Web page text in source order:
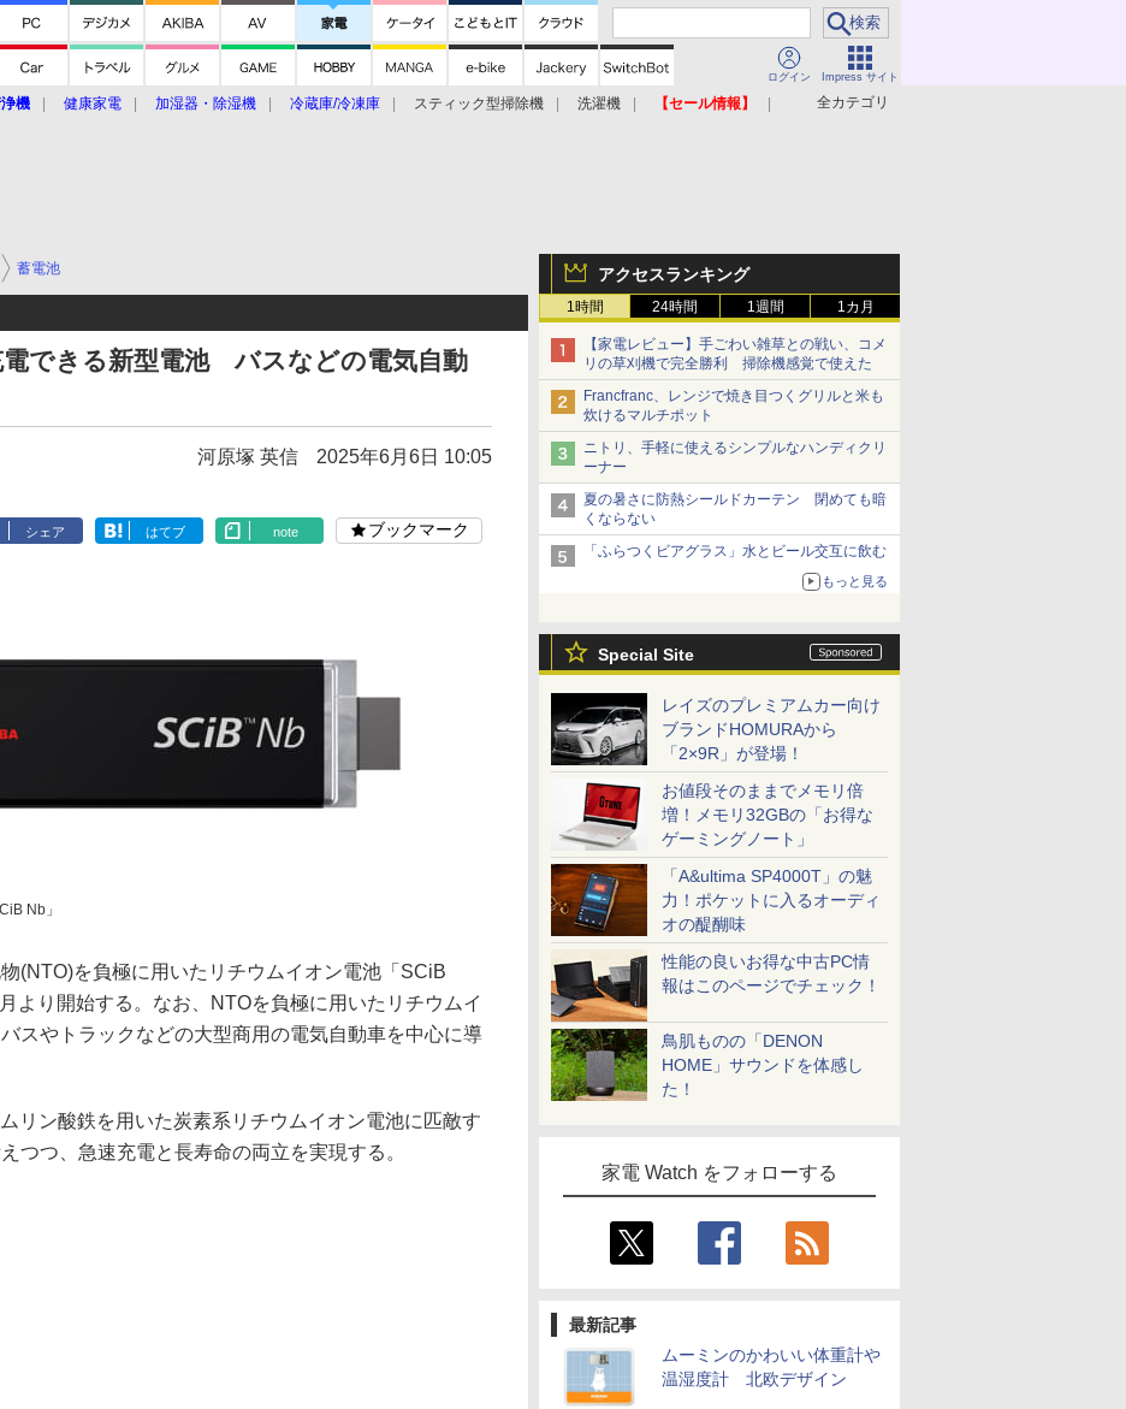
ログイン Impress サイト
全カテゴリ
機 健康家電 加湿器・除湿機 冷蔵庫/冷凍庫 スティック型掃除機 洗濯機
【セール情報】
アクセスランキング
1時間 24時間 1週間 1カ月
【家電レビュー】手ごわい雑草との戦い、コメ
リの草刈機で完全勝利 掃除機感覚で使えた
Francfranc、レンジで焼き目つくグリルと米も
炊けるマルチポット
ニトリ、手軽に使えるシンプルなハンディクリ
ーナー
夏の暑さに防熱シールドカーテン 閉めても暗
くならない
「ふらつくビアグラス」水とビール交互に飲む
もっと見る
Special Site
レイズのプレミアムカー向け
ブランドHOMURAから
「2×9R」が登場！
お値段そのままでメモリ倍
増！メモリ32GBの「お得な
ゲーミングノート」
「A&ultima SP4000T」の魅
力！ポケットに入るオーディ
オの醍醐味
性能の良いお得な中古PC情
報はこのページでチェック！
鳥肌ものの「DENON
HOME」サウンドを体感し
た！
家電 Watch をフォローする
最新記事
ムーミンのかわいい体重計や
温湿度計 北欧デザイン
蓄電池
電できる新型電池 バスなどの電気自動
河原塚 英信 2025年6月6日 10:05
シェア はてブ note ブックマーク
Nb」
(NTO)を負極に用いたリチウムイオン電池「SCiB
より開始する。なお、NTOを負極に用いたリチウムイ
スやトラックなどの大型商用の電気自動車を中心に導
リン酸鉄を用いた炭素系リチウムイオン電池に匹敵す
つつ、急速充電と長寿命の両立を実現する。